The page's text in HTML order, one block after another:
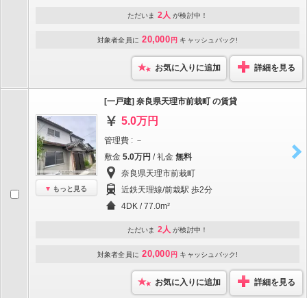
ただいま 2人 が検討中！
対象者全員に 20,000 円 キャッシュバック!
お気に入りに追加 詳細を見る
もっと見る
[一戸建] 奈良県天理市前栽町 の賃貸
5.0万円
管理費 : －
敷金 5.0万円 / 礼金 無料
奈良県天理市前栽町
近鉄天理線/前栽駅 歩2分
4DK / 77.0m²
ただいま 2人 が検討中！
対象者全員に 20,000 円 キャッシュバック!
お気に入りに追加 詳細を見る